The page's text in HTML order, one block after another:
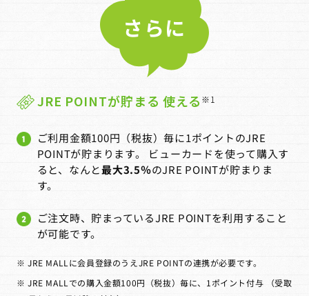
さらに
JRE POINTが貯まる 使える ※1
ご利用金額100円（税抜）毎に1ポイントのJRE
POINTが貯まります。 ビューカードを使って購入す
ると、なんと最大3.5％のJRE POINTが貯まりま
す。
ご注文時、貯まっているJRE POINTを利用すること
が可能です。
※ JRE MALLに会員登録のうえJRE POINTの連携が必要です。
※ JRE MALLでの購入金額100円（税抜）毎に、1ポイント付与 （受取